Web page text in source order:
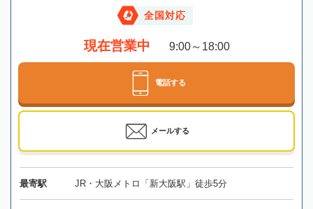
全国対応
現在営業中 9:00～18:00
電話する
メールする
最寄駅 JR・大阪メトロ「新大阪駅」徒歩5分